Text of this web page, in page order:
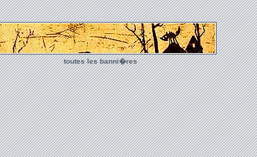
toutes les banni�res